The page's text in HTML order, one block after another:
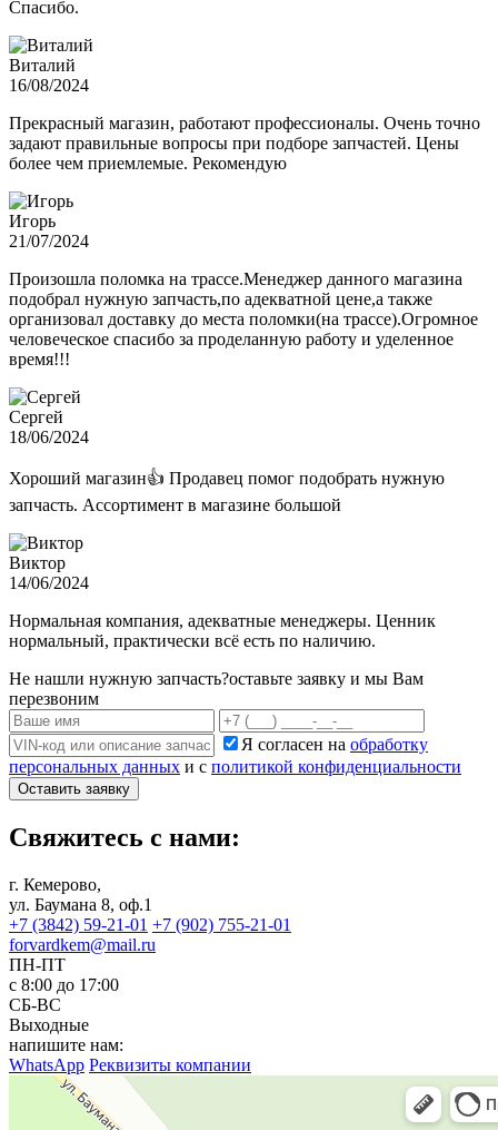
Спасибо.
Виталий
16/08/2024
Прекрасный магазин, работают профессионалы. Очень точно
задают правильные вопросы при подборе запчастей. Цены
более чем приемлемые. Рекомендую
Игорь
21/07/2024
Произошла поломка на трассе.Менеджер данного магазина
подобрал нужную запчасть,по адекватной цене,а также
организовал доставку до места поломки(на трассе).Огромное
человеческое спасибо за проделанную работу и уделенное
время!!!
Сергей
18/06/2024
Хороший магазин👍 Продавец помог подобрать нужную
запчасть. Ассортимент в магазине большой
Виктор
14/06/2024
Нормальная компания, адекватные менеджеры. Ценник
нормальный, практически всё есть по наличию.
Не нашли нужную запчасть?оставьте заявку и мы Вам
перезвоним
Я согласен на обработку
персональных данных и с политикой конфиденциальности
Оставить заявку
Свяжитесь с нами:
г. Кемерово,
ул. Баумана 8, оф.1
+7 (3842) 59-21-01 +7 (902) 755-21-01
forvardkem@mail.ru
ПН-ПТ
с 8:00 до 17:00
СБ-ВС
Выходные
напишите нам:
WhatsApp Реквизиты компании